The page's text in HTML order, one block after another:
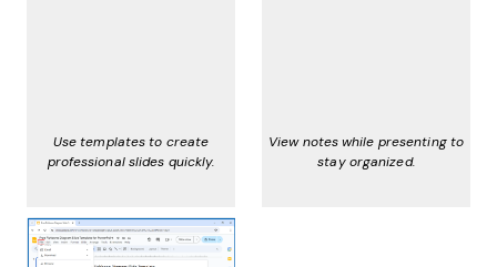
Use templates to create
professional slides quickly.
View notes while presenting to
stay organized.